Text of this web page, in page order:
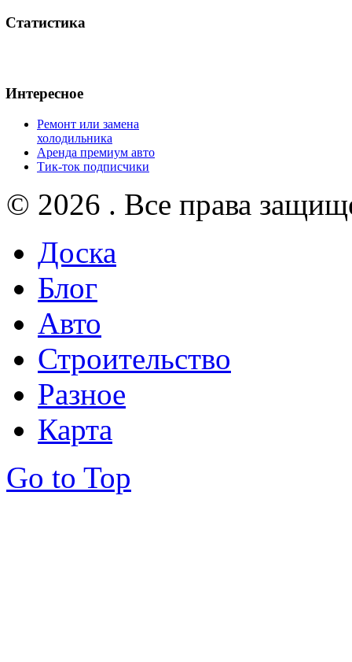
Статистика
Интересное
Ремонт или замена
холодильника
Аренда премиум авто
Тик-ток подписчики
© 2026 . Все права
Доска
Блог
Авто
Строительство
Разное
Карта
Go to Top